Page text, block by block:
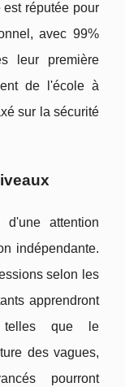
réputée pour
avec 99%
leur première
de l'école à
sur la sécurité
attention
indépendante.
selon les
apprendront
telles que le
des vagues,
pourront